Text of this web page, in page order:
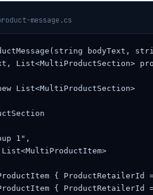
message.cs
bodyText,
List<MultiProductSection>
List<MultiProductSection>
1",
{ ProductRetailerId
{ ProductRetailerId